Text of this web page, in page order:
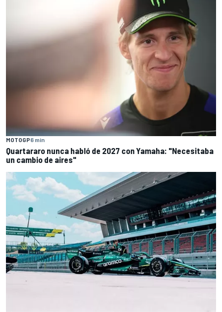
MOTOGP6 min
Quartararo nunca habló de 2027 con Yamaha: "Necesitaba
un cambio de aires"